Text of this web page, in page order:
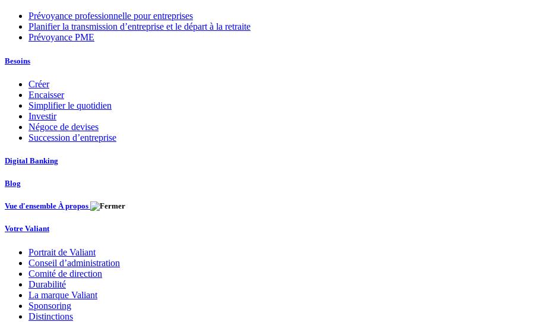
Prévoyance professionnelle pour entreprises
Planifier la transmission d’entreprise et le départ à la retraite
Prévoyance PME
Besoins
Créer
Encaisser
Simplifier le quotidien
Investir
Négoce de devises
Succession d’entreprise
Digital Banking
Blog
Vue d'ensemble À propos
Votre Valiant
Portrait de Valiant
Conseil d’administration
Comité de direction
Durabilité
La marque Valiant
Sponsoring
Distinctions